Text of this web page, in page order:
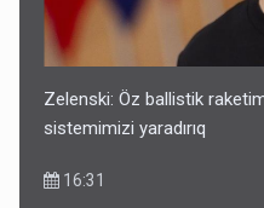
Zelenski: Öz ballistik
sistemimizi yaradırıq
16:31